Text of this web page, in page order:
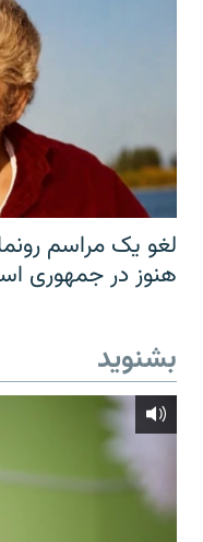
لغو یک مراسم
هنوز در جمهوری
بشنوید